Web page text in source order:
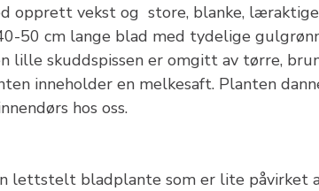
opprett vekst og store, blanke,
50 cm lange blad med tydelige
lille skuddspissen er omgitt av tørre,
inneholder en melkesaft. Planten
hos oss.
lettstelt bladplante som er lite påvirket